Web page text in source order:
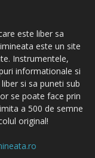
este liber sa
este un site
Instrumentele,
informationale si
si sa puneti sub
se poate face prin
a 500 de semne
original!